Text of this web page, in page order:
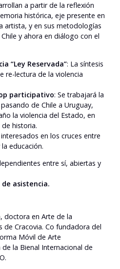
a partir de la reflexión
histórica, eje presente en
artista, y en sus metodologías
y ahora en diálogo con el
“Ley Reservada”: La síntesis
re-lectura de la violencia
participativo: Se trabajará la
de Chile a Uruguay,
la violencia del Estado, en
historia.
en los cruces entre
educación.
entre sí, abiertas y
asistencia.
doctora en Arte de la
de Cracovia. Co fundadora del
Móvil de Arte
la Bienal Internacional de